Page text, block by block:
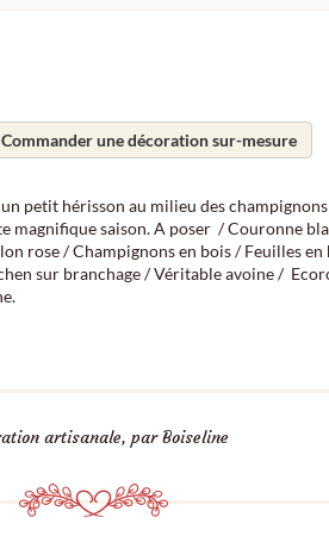
Commander une décoration sur-mesure
petit hérisson au milieu des
magnifique saison. A poser / Couronne
rose / Champignons en bois / Feuilles en
sur branchage / Véritable avoine /
artisanale, par Boiseline